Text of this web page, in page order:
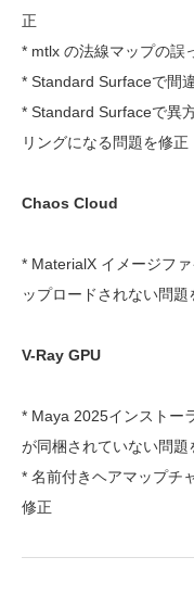
正
* mtlx の法線マップの誤
* Standard Surfaceで間
* Standard Surfaceで異
リングになる問題を修正
Chaos Cloud
* MaterialX イメージフ
ップロードされない問題
V-Ray GPU
* Maya 2025インストー
が同梱されていない問題
* 名前付きヘアマップチ
修正